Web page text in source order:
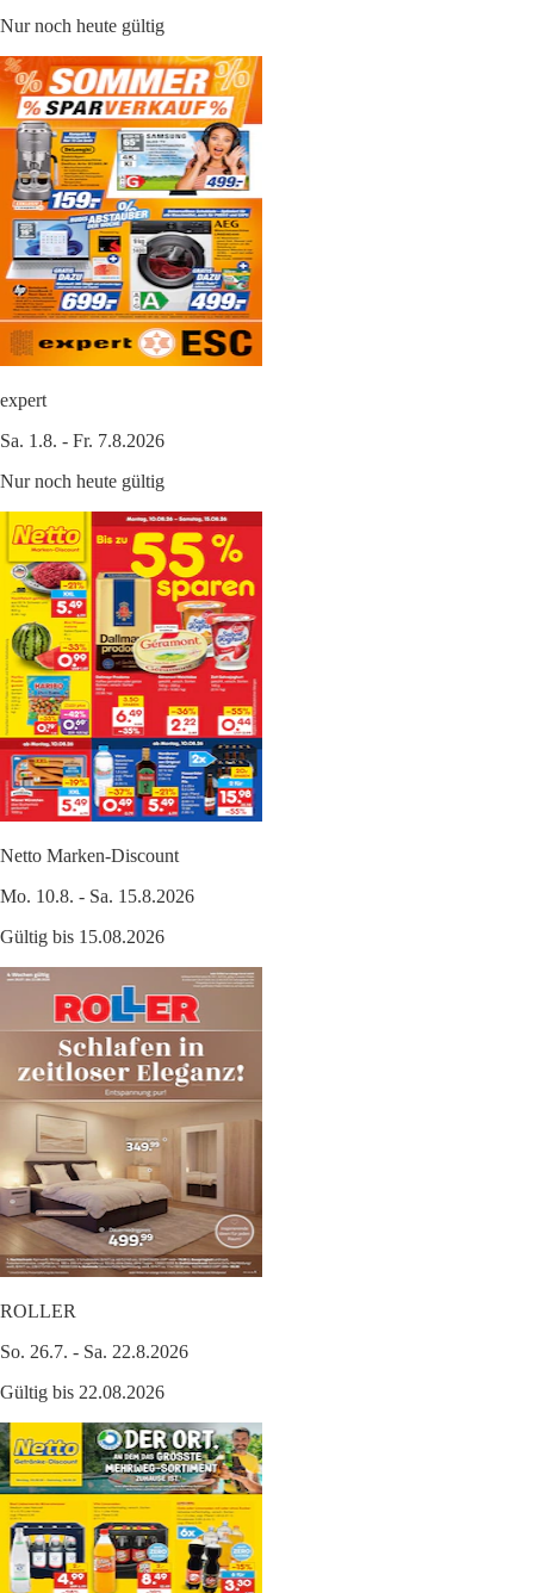
Nur noch heute gültig
expert
Sa. 1.8. - Fr. 7.8.2026
Nur noch heute gültig
Netto Marken-Discount
Mo. 10.8. - Sa. 15.8.2026
Gültig bis 15.08.2026
ROLLER
So. 26.7. - Sa. 22.8.2026
Gültig bis 22.08.2026